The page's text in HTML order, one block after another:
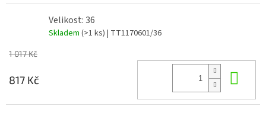
Velikost: 36
Skladem (>1 ks) | TT1170601/36
1 017 Kč
817 Kč